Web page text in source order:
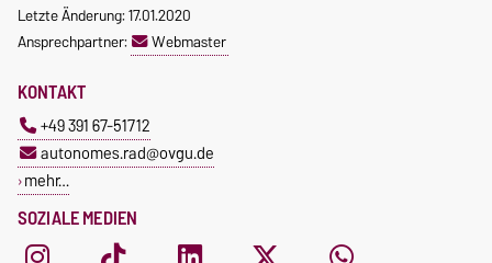
Letzte Änderung: 17.01.2020
Ansprechpartner:
Webmaster
SOZIALE MEDIEN
KONTAKT
+49 391 67-51712
autonomes.rad@ovgu.de
mehr…